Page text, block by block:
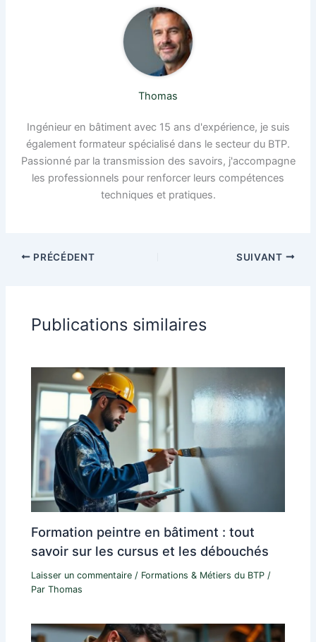
Thomas
Ingénieur en bâtiment avec 15 ans d'expérience, je suis
également formateur spécialisé dans le secteur du BTP.
Passionné par la transmission des savoirs, j'accompagne
les professionnels pour renforcer leurs compétences
techniques et pratiques.
PRÉCÉDENT SUIVANT
Publications similaires
Formation peintre en bâtiment : tout
savoir sur les cursus et les débouchés
Laisser un commentaire / Formations & Métiers du BTP /
ParThomas